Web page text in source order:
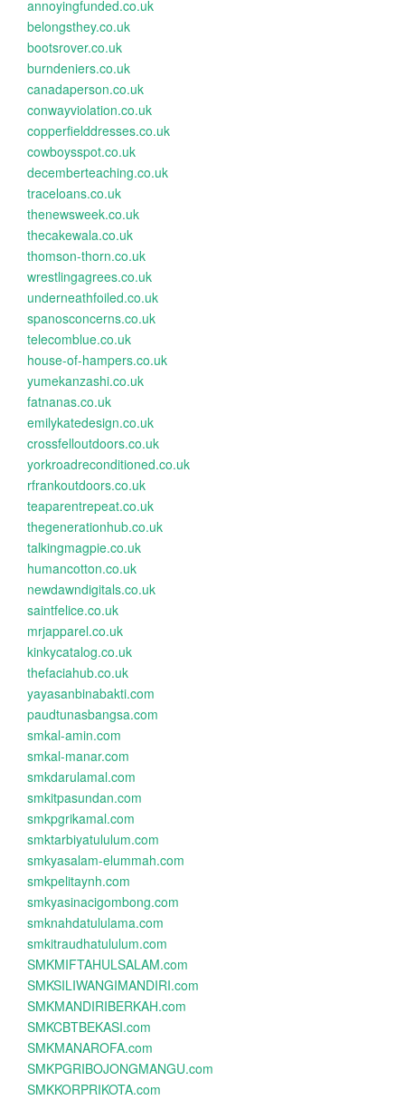
annoyingfunded.co.uk
belongsthey.co.uk
bootsrover.co.uk
burndeniers.co.uk
canadaperson.co.uk
conwayviolation.co.uk
copperfielddresses.co.uk
cowboysspot.co.uk
decemberteaching.co.uk
traceloans.co.uk
thenewsweek.co.uk
thecakewala.co.uk
thomson-thorn.co.uk
wrestlingagrees.co.uk
underneathfoiled.co.uk
spanosconcerns.co.uk
telecomblue.co.uk
house-of-hampers.co.uk
yumekanzashi.co.uk
fatnanas.co.uk
emilykatedesign.co.uk
crossfelloutdoors.co.uk
yorkroadreconditioned.co.uk
rfrankoutdoors.co.uk
teaparentrepeat.co.uk
thegenerationhub.co.uk
talkingmagpie.co.uk
humancotton.co.uk
newdawndigitals.co.uk
saintfelice.co.uk
mrjapparel.co.uk
kinkycatalog.co.uk
thefaciahub.co.uk
yayasanbinabakti.com
paudtunasbangsa.com
smkal-amin.com
smkal-manar.com
smkdarulamal.com
smkitpasundan.com
smkpgrikamal.com
smktarbiyatululum.com
smkyasalam-elummah.com
smkpelitaynh.com
smkyasinacigombong.com
smknahdatululama.com
smkitraudhatululum.com
SMKMIFTAHULSALAM.com
SMKSILIWANGIMANDIRI.com
SMKMANDIRIBERKAH.com
SMKCBTBEKASI.com
SMKMANAROFA.com
SMKPGRIBOJONGMANGU.com
SMKKORPRIKOTA.com